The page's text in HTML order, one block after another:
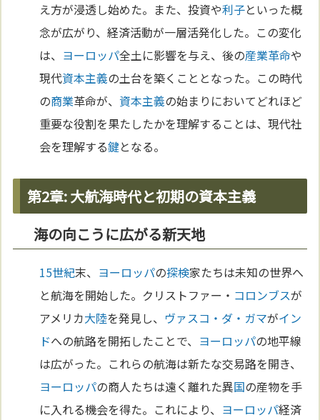
え方が浸透し始めた。また、投資や利子といった概
念が広がり、経済活動が一層活発化した。この変化
は、 ヨーロッパ全土に影響を与え、後の産業革命や
現代資本主義の土台を築くこととなった。この時代
の商業革命が、 資本主義の始まりにおいてどれほど
重要な役割を果たしたかを理解することは、現代社
会を理解する鍵となる。
第2章: 大航海時代と初期の資本主義
海の向こうに広がる新天地
15世紀末、 ヨーロッパの探検家たちは未知の世界へ
と航海を開始した。クリストファー・ コロンブスが
アメリカ大陸を発見し、 ヴァスコ・ダ・ガマがイン
ドへの航路を開拓したことで、 ヨーロッパの地平線
は広がった。これらの航海は新たな交易路を開き、
ヨーロッパの商人たちは遠く離れた異国の産物を手
に入れる機会を得た。これにより、 ヨーロッパ経済